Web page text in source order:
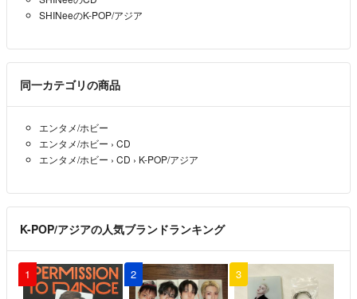
SHINeeのK-POP/アジア
同一カテゴリの商品
エンタメ/ホビー
エンタメ/ホビー › CD
エンタメ/ホビー › CD › K-POP/アジア
K-POP/アジアの人気ブランドランキング
1 2 3